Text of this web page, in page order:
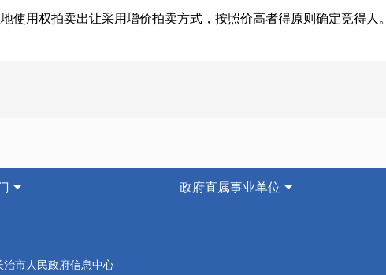
使用权拍卖出让采用增价拍卖方式，按照价高者得原则确定竞得人。
政府直属事业单位
市人民政府信息中心